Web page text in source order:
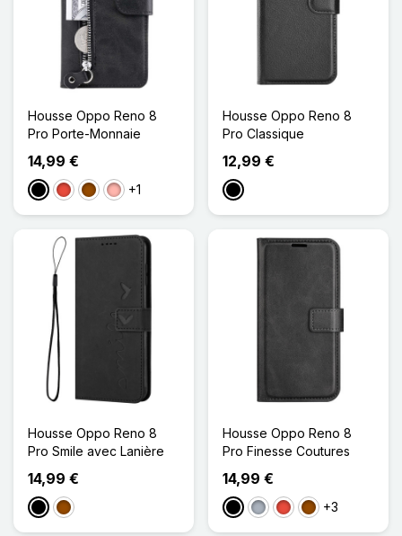
Housse Oppo Reno 8
Pro Porte-Monnaie
14,99 €
NoirRougeMarronOr Rose
+1
Housse Oppo Reno 8
Pro Classique
12,99 €
Noir
Housse Oppo Reno 8
Pro Smile avec Lanière
14,99 €
NoirMarron
Housse Oppo Reno 8
Pro Finesse Coutures
14,99 €
NoirGris RougeMarron
+3